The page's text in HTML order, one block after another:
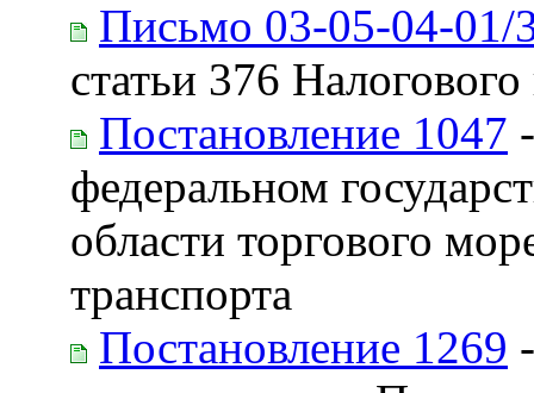
Письмо 03-05-04-01/
статьи 376
Постановление 1047
федеральном
области торгового
транспорта
Постановление 1269